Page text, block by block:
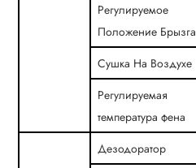
Регулируемое
Положение Брызга
Сушка На Воздухе
Регулируемая
температура фена
Дезодоратор